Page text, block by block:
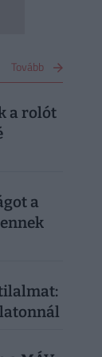
Tovább
a rolót
a